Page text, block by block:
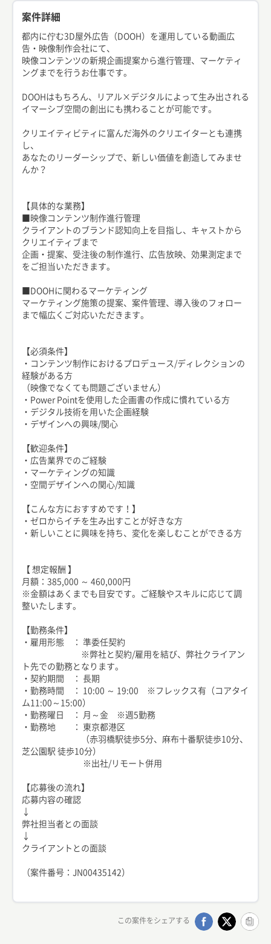
案件詳細
都内に佇む3D屋外広告（DOOH）を運用している動画広
告・映像制作会社にて、
映像コンテンツの新規企画提案から進行管理、マーケティ
ングまでを行うお仕事です。
DOOHはもちろん、リアル×デジタルによって生み出される
イマーシブ空間の創出にも携わることが可能です。
クリエイティビティに富んだ海外のクリエイターとも連携
し、
あなたのリーダーシップで、新しい価値を創造してみませ
んか？
【具体的な業務】
■映像コンテンツ制作進行管理
クライアントのブランド認知向上を目指し、キャストから
クリエイティブまで
企画・提案、受注後の制作進行、広告放映、効果測定まで
をご担当いただきます。
■DOOHに関わるマーケティング
マーケティング施策の提案、案件管理、導入後のフォロー
まで幅広くご対応いただきます。
【必須条件】
・コンテンツ制作におけるプロデュース/ディレクションの
経験がある方
（映像でなくても問題ございません）
・Power Pointを使用した企画書の作成に慣れている方
・デジタル技術を用いた企画経験
・デザインへの興味/関心
【歓迎条件】
・広告業界でのご経験
・マーケティングの知識
・空間デザインへの関心/知識
【こんな方におすすめです！】
・ゼロからイチを生み出すことが好きな方
・新しいことに興味を持ち、変化を楽しむことができる方
【 想定報酬 】
月額：385,000 ～ 460,000円
※金額はあくまでも目安です。ご経験やスキルに応じて調
整いたします。
【勤務条件】
・雇用形態 ： 準委任契約
※弊社と契約/雇用を結び、弊社クライアン
ト先での勤務となります。
・契約期間 ： 長期
・勤務時間 ： 10:00 ～ 19:00 ※フレックス有（コアタイ
ム11:00～15:00）
・勤務曜日 ： 月～金 ※週5勤務
・勤務地 ： 東京都港区
（赤羽橋駅徒歩5分、麻布十番駅徒歩10分、
芝公園駅 徒歩10分）
※出社/リモート併用
【応募後の流れ】
応募内容の確認
↓
弊社担当者との面談
↓
クライアントとの面談
（案件番号：JN00435142）
この案件をシェアする